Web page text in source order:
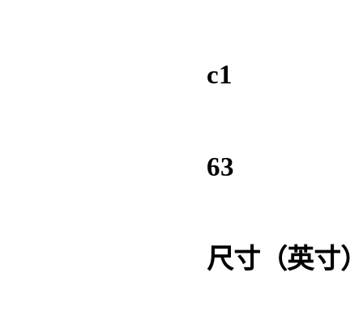
c1
63
尺寸（英寸